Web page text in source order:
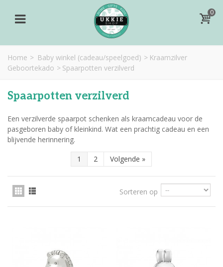
0
Home > Baby winkel (cadeau/speelgoed) > Kraamzilver
Geboortekado > Spaarpotten verzilverd
Spaarpotten verzilverd
Een verzilverde spaarpot schenken als kraamcadeau voor de
pasgeboren baby of kleinkind. Wat een prachtig cadeau en een
blijvende herinnering.
1 2 Volgende »
Sorteren op